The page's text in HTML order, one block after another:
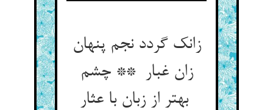
زانک گردد نجم پنهان
زان غبار ** چشم
بهتر از زبان با عثار